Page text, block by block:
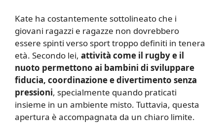
Kate ha costantemente sottolineato che i
giovani ragazzi e ragazze non dovrebbero
essere spinti verso sport troppo definiti in tenera
età. Secondo lei, attività come il rugby e il
nuoto permettono ai bambini di sviluppare
fiducia, coordinazione e divertimento senza
pressioni, specialmente quando praticati
insieme in un ambiente misto. Tuttavia, questa
apertura è accompagnata da un chiaro limite.